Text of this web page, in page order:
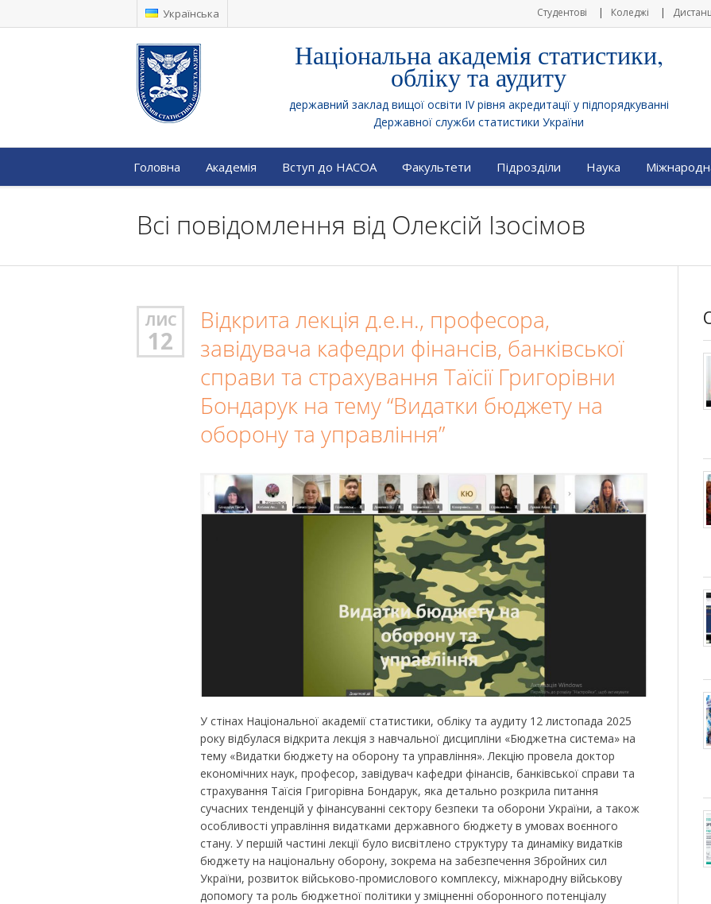
Українська Студентові Коледжі
Національна академія статистики,
обліку та аудиту
державний заклад вищої освіти IV рівня акредитації у підпорядкуванні
Державної служби статистики України
Головна Академія Вступ до НАСОА Факультети Підрозділи Наука
Всі повідомлення від Олексій Ізосімов
ЛИС
12
Відкрита лекція д.е.н., професора,
завідувача кафедри фінансів, банківської
справи та страхування Таїсії Григорівни
Бондарук на тему “Видатки бюджету на
оборону та управління”
У стінах Національної академії статистики, обліку та аудиту 12 листопада 2025
року відбулася відкрита лекція з навчальної дисципліни «Бюджетна система» на
тему «Видатки бюджету на оборону та управління». Лекцію провела доктор
економічних наук, професор, завідувач кафедри фінансів, банківської справи та
страхування Таїсія Григорівна Бондарук, яка детально розкрила питання
сучасних тенденцій у фінансуванні сектору безпеки та оборони України, а також
особливості управління видатками державного бюджету в умовах воєнного
стану. У першій частині лекції було висвітлено структуру та динаміку видатків
бюджету на національну оборону, зокрема на забезпечення Збройних сил
України, розвиток військово-промислового комплексу, міжнародну військову
допомогу та роль бюджетної політики у зміцненні оборонного потенціалу